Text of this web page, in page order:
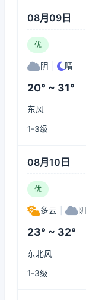
08月09日
优
阴 晴
20° ~ 31°
东风
1-3级
08月10日
优
多云 阴
23° ~ 32°
东北风
1-3级